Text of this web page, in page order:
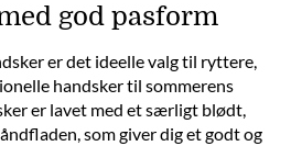
god pasform
er det ideelle valg til ryttere,
handsker til sommerens
er lavet med et særligt blødt,
som giver dig et godt og